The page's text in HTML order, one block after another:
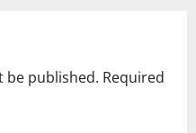
be published. Required